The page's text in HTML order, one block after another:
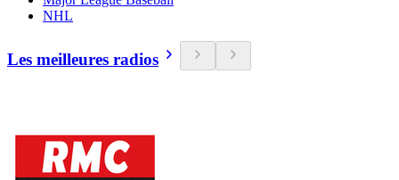
NHL
Les meilleures radios